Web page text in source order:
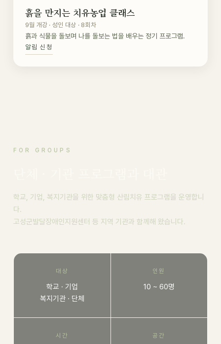
흙을 만지는 치유농업 클래스
9월 개강 · 성인 대상 · 8회차
흙과 식물을 돌보며 나를 돌보는 법을 배우는 정기 프로그램.
알림 신청
FOR GROUPS
학교, 기업, 복지기관을 위한 맞춤형 산림치유 프로그램을 운영합니
다.
고성군발달장애인지원센터 등 지역 기관과 함께해 왔습니다.
대상
학교 · 기업
복지기관 · 단체
인원
10 ~ 60명
시간 공간